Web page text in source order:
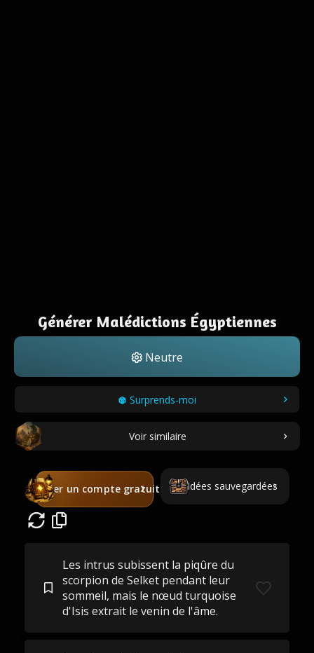
Générer Malédictions Égyptiennes
Neutre
Surprends-moi
Voir similaire
Créer un compte gratuit Idées sauvegardées
Les intrus subissent la piqûre du
scorpion de Selket pendant leur
sommeil, mais le nœud turquoise
d'Isis extrait le venin de l'âme.